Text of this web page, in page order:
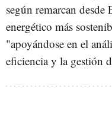
según remarcan
energético más
"apoyándose en el
eficiencia y la gestión